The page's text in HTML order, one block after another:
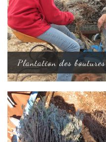
Plantation des boutures